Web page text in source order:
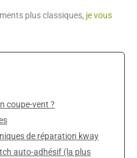
plus classiques, je vous
coupe-vent ?
de réparation kway
auto-adhésif (la plus